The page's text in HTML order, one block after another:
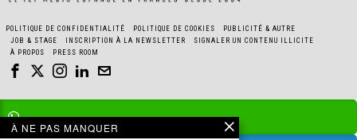
POLITIQUE DE CONFIDENTIALITÉ POLITIQUE DE COOKIES
PUBLICITÉ & AUTRE
JOB & STAGE
INSCRIPTION À LA NEWSLETTER
SIGNALER UN CONTENU ILLICITE
À PROPOS
PRESS ROOM
À NE PAS MANQUER